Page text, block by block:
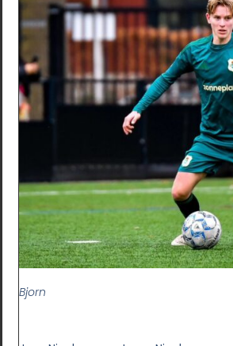
Bjorn